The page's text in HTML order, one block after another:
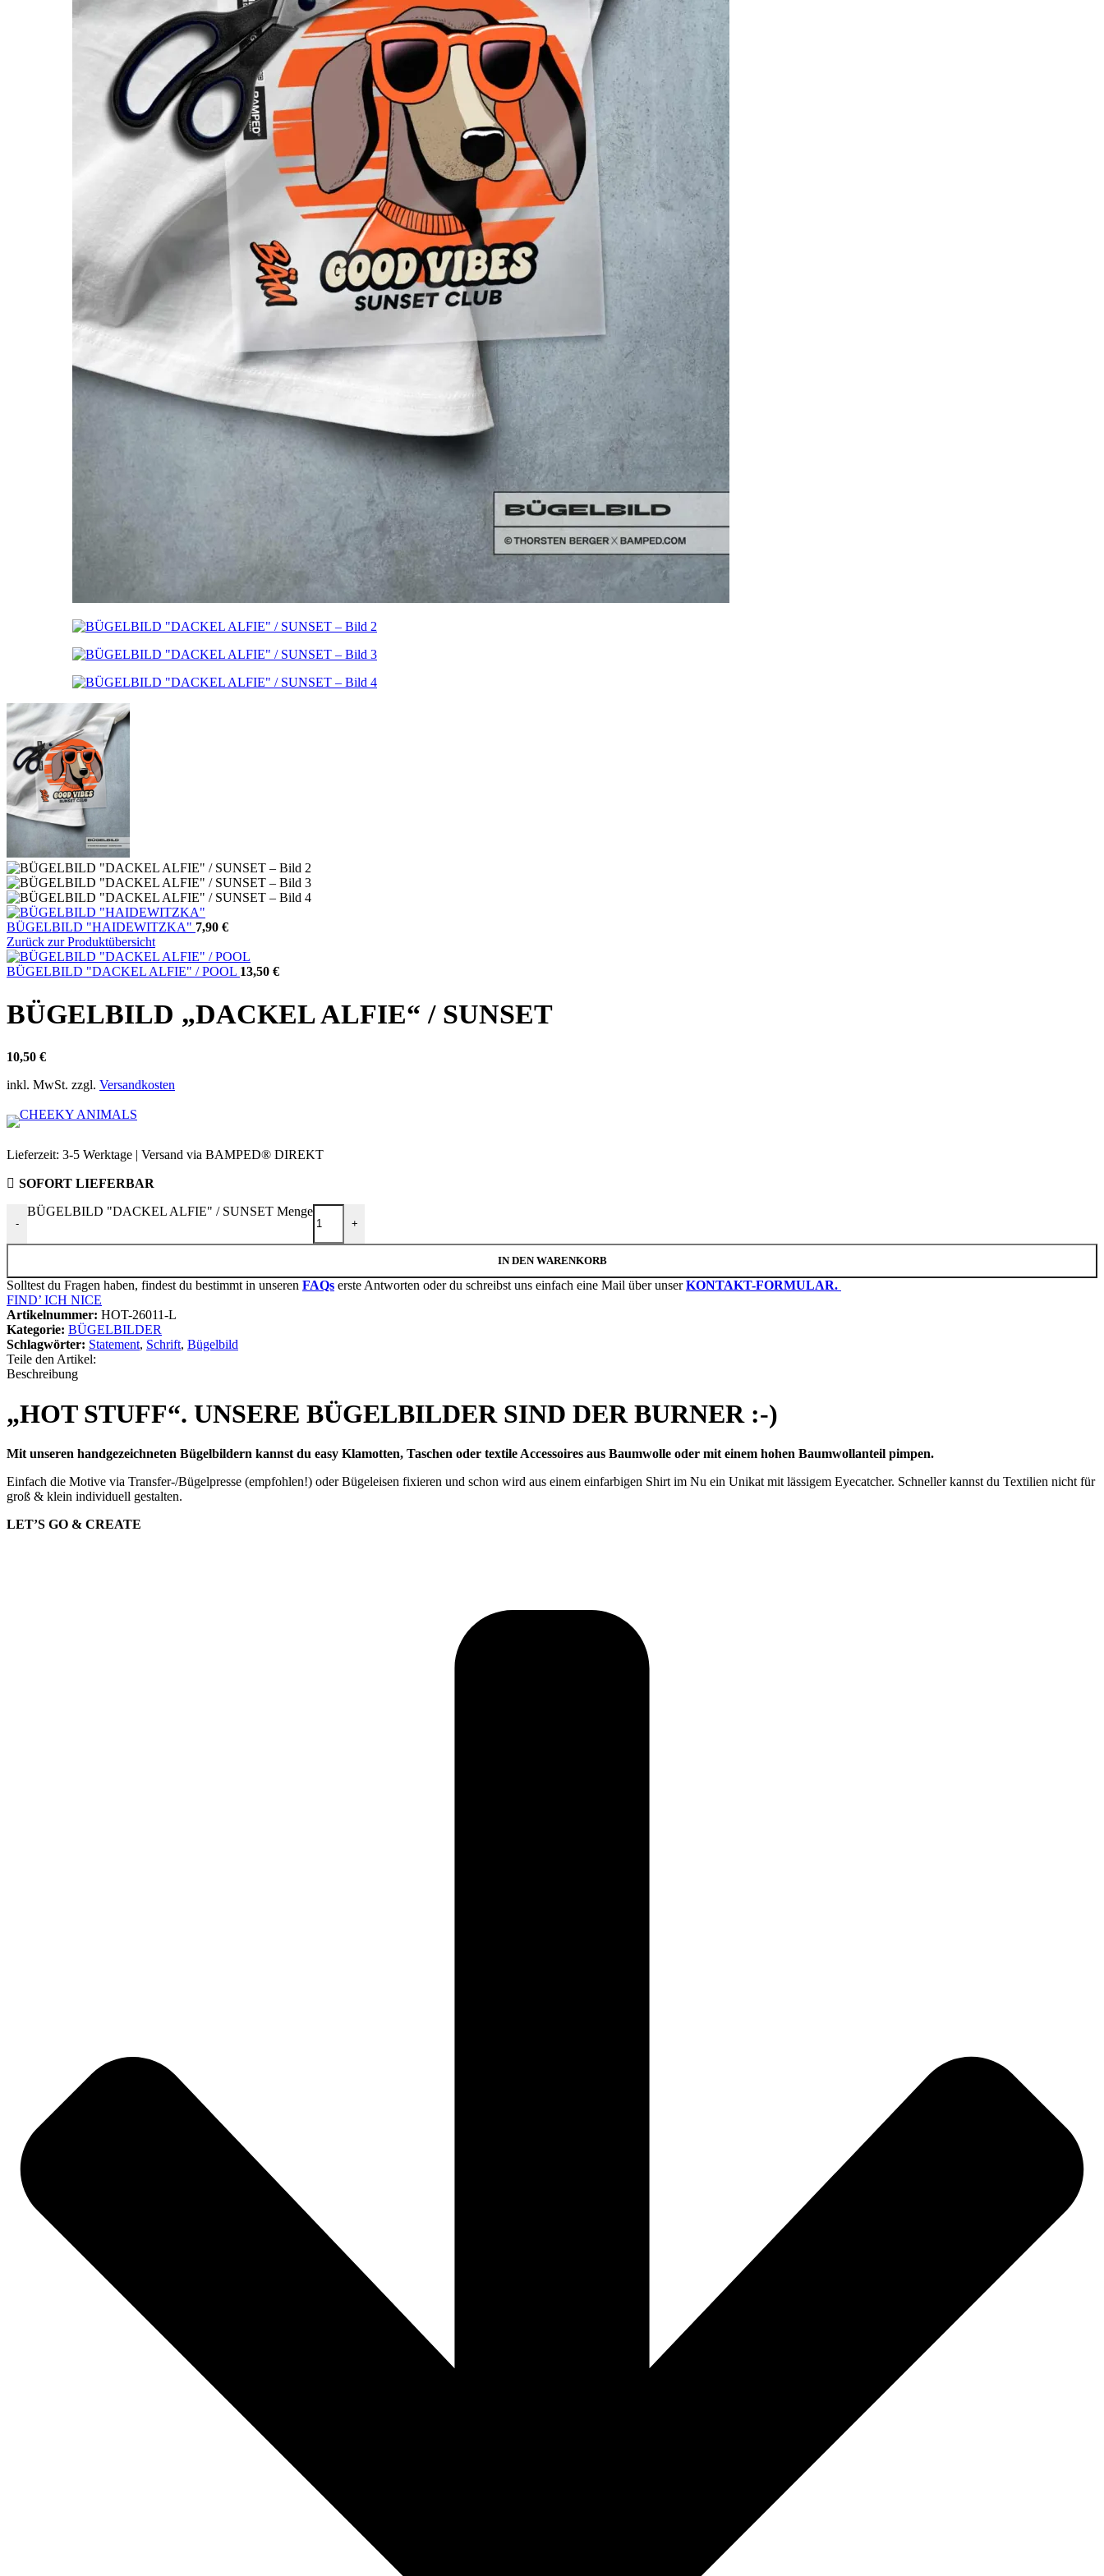
BÜGELBILD "HAIDEWITZKA" 7,90 €
Zurück zur Produktübersicht
BÜGELBILD "DACKEL ALFIE" / POOL 13,50 €
BÜGELBILD „DACKEL ALFIE“ / SUNSET
10,50 €
inkl. MwSt. zzgl. Versandkosten
Lieferzeit: 3-5 Werktage | Versand via BAMPED® DIREKT
SOFORT LIEFERBAR
-
BÜGELBILD "DACKEL ALFIE" / SUNSET Menge
+
IN DEN WARENKORB
Solltest du Fragen haben, findest du bestimmt in unseren FAQs erste Antworten oder du schreibst uns einfach eine Mail über unserKONTAKT-FORMULAR.
FIND’ ICH NICE
Artikelnummer: HOT-26011-L
Kategorie: BÜGELBILDER
Schlagwörter: Statement, Schrift, Bügelbild
Teile den Artikel:
Beschreibung
„HOT STUFF“. UNSERE BÜGELBILDER SIND DER BURNER :-)
Mit unseren handgezeichneten Bügelbildern kannst du easy Klamotten, Taschen oder textile Accessoires aus Baumwolle oder mit einem hohen Baumwollanteil pimpen.
Einfach die Motive via Transfer-/Bügelpresse (empfohlen!) oder Bügeleisen fixieren und schon wird aus einem einfarbigen Shirt im Nu ein Unikat mit lässigem Eyecatcher. Schneller kannst du Textilien nicht für
groß & klein individuell gestalten.
LET’S GO & CREATE